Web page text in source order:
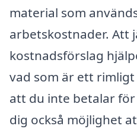
material som
arbetskostnader. Att
kostnadsförslag
vad som är ett
att du inte betalar
dig också möjlighet